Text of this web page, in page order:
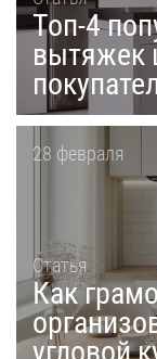
Топ-4
вытяжек
28 февраля
Статья
Как